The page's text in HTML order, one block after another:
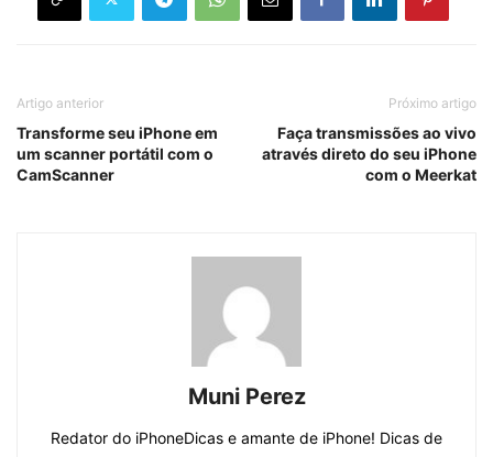
Artigo anterior
Transforme seu iPhone em
um scanner portátil com o
CamScanner
Próximo artigo
Faça transmissões ao vivo
através direto do seu iPhone
com o Meerkat
Muni Perez
Redator do iPhoneDicas e amante de iPhone! Dicas de